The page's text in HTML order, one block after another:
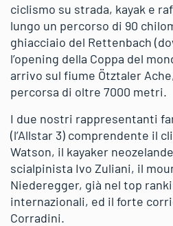
ciclismo su strada, kayak e
lungo un percorso di 90
ghiacciaio del Rettenbach
l’opening della Coppa del
arrivo sul fiume Ötztaler
percorsa di oltre 7000 metri.
I due nostri rappresentanti
(l’Allstar 3) comprendente il
Watson, il kayaker
scialpinista Ivo Zuliani, il
Niederegger, già nel top
internazionali, ed il forte
Corradini.